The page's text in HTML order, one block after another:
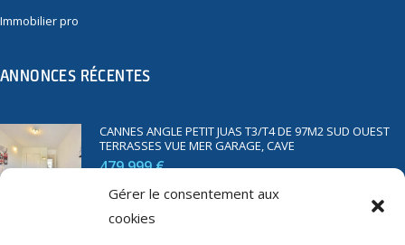
Gérer le consentement aux
cookies
Immobilier pro
ANNONCES RÉCENTES
CANNES ANGLE PETIT JUAS T3/T4 DE 97M2 SUD OUEST
TERRASSES VUE MER GARAGE, CAVE
479 999 €